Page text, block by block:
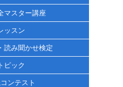
マスター講座
ッスン
読み聞かせ検定
トピック
ンテスト